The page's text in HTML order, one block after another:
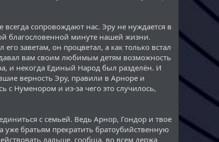
всегда сопровождают нас. Эру не нуждается в
благословенной минуте нашей жизни.
заветам, он процветал, а как только встал
вам своим любимым детям возможность
и некогда Единый Народ был разделён. И
верность Эру, правили в Арноре и
с Нуменором и из-за чего это случилось,
с семьей. Ведь Арнор, Гондор и твое
уже братьям прекратить братоубийственную
дальше, сообща, во всем держа